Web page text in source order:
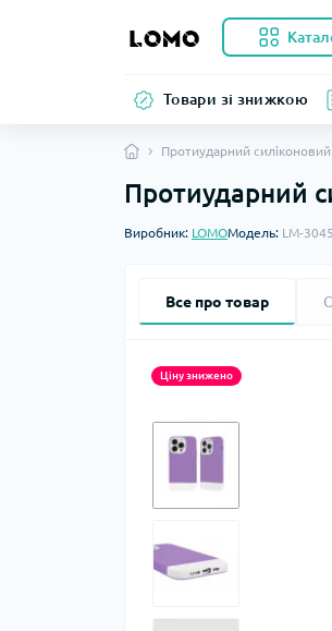
Товари зі знижкою
Протиударний
Протиударний
Виробник: LOMOМодель: LM-
Все про товар
Ціну знижено